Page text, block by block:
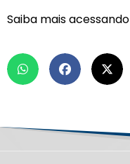
Saiba mais acessando